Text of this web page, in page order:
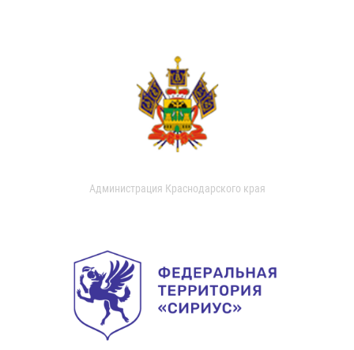
Администрация Краснодарского края